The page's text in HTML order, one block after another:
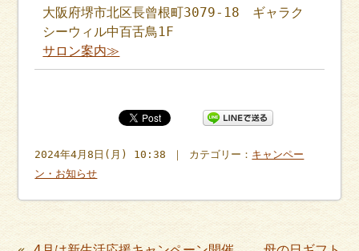
大阪府堺市北区長曾根町3079-18 ギャラク
シーウィル中百舌鳥1F
サロン案内≫
2024年4月8日(月) 10:38 ｜ カテゴリー： キャンペー
ン・お知らせ